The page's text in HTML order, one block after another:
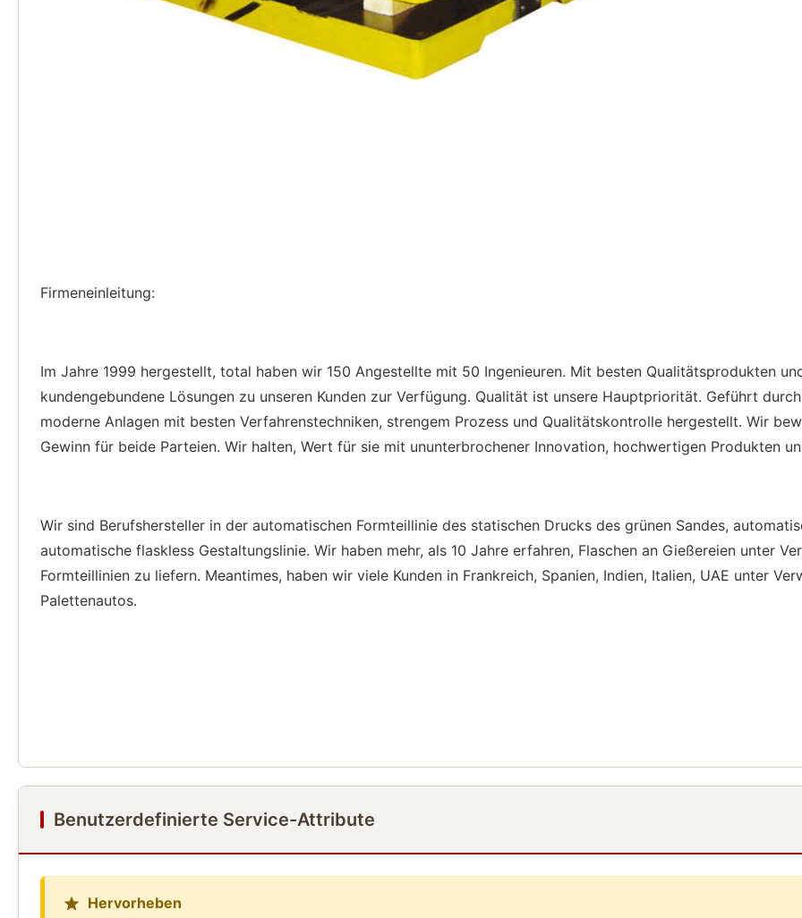
Firmeneinleitung:
Im Jahre 1999 hergestellt, total haben wir 150 Angestellte mit 50 Ingenieuren. Mit besten Qualitätsprodukten
kundengebundene Lösungen zu unseren Kunden zur Verfügung. Qualität ist unsere Hauptpriorität. Geführt
moderne Anlagen mit besten Verfahrenstechniken, strengem Prozess und Qualitätskontrolle hergestellt. Wir
Gewinn für beide Parteien. Wir halten, Wert für sie mit ununterbrochener Innovation, hochwertigen Produkten
Wir sind Berufshersteller in der automatischen Formteillinie des statischen Drucks des grünen Sandes,
automatische flaskless Gestaltungslinie. Wir haben mehr, als 10 Jahre erfahren, Flaschen an Gießereien unter
Formteillinien zu liefern. Meantimes, haben wir viele Kunden in Frankreich, Spanien, Indien, Italien, UAE unter
Palettenautos.
Benutzerdefinierte Service-Attribute
Hervorheben